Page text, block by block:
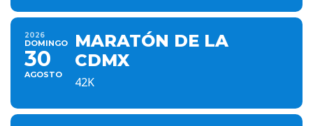
2026
DOMINGO
30
AGOSTO
MARATÓN DE LA
CDMX
42K